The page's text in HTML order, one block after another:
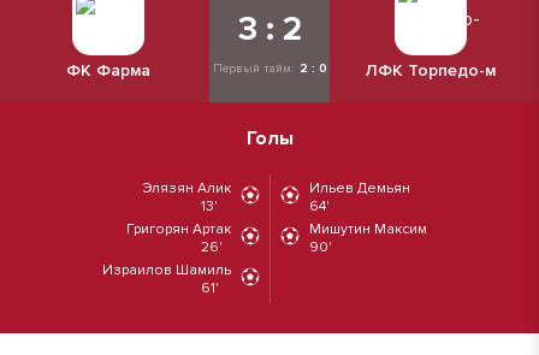
ФК Фарма
3 : 2
Первый тайм: 2 : 0 ЛФК Торпедо-м
Голы
Элязян Алик
13'
Григорян Артак
26'
Израилов Шамиль
61'
Ильев Демьян
64'
Мишутин Максим
90'